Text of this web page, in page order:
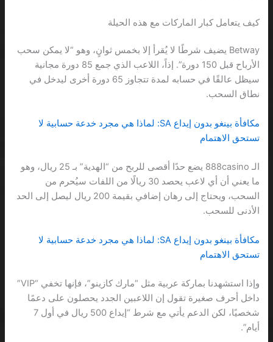
كيف يتعامل كبار الماركات مع هذه الحيلة
Betway يضيف شرطًا لا يُقرأ إلا بخمس ثوانٍ، وهو “لا يمكن سحب
الأرباح قبل 150 دورة”. إذاً، اللاعب الذي جمع 85 دورة مجانية
سيظل عالقًا في حسابه لمدة تتجاوز 65 دورة أخرى ليدخل في
نطاق السحب.
مكافأة بينغو بدون إيداع SA: لماذا هي مجرد خدعة حسابية لا
تستحق الاهتمام
الـ 888casino يضع حدًا أقصى للربح من “الهدية” بـ 25 ريال، وهو
ما يعني أن أي لاعب يحصد 30 ريالًا من اللفات سيُحرم من
السحب، ويحتاج إلى رهان إضافي بقيمة 200 ريال ليصل إلى الحد
الأدنى للسحب.
مكافأة بينغو بدون إيداع SA: لماذا هي مجرد خدعة حسابية لا
تستحق الاهتمام
وإذا استشهدنا بماركة عربية مثل “مارك كازينو”، فإنها تخفي “VIP”
داخل أحرف صغيرة تقول إن اللاعبين الجدد يحصلون على دعمًا
شخصيًا، لكن الدعم يأتي مع شرط “إيداع 500 ريال في أول 7
أيام”.